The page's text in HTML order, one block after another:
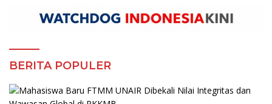
BERITA POPULER